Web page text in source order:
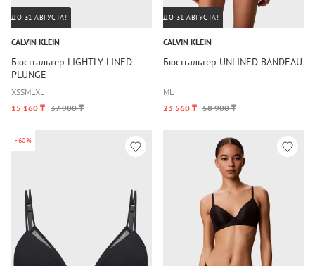
ДО 31 АВГУСТА!
CALVIN KLEIN
Бюстгальтер LIGHTLY LINED
PLUNGE
XSSMLXL
15 160 ₸ 37 900 ₸
ДО 31 АВГУСТА!
CALVIN KLEIN
Бюстгальтер UNLINED BANDEAU
ML
23 560 ₸ 58 900 ₸
-60%